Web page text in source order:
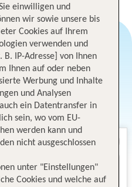
einwilligen und
wir sowie unsere bis
Cookies auf Ihrem
verwenden und
B. IP-Adresse] von Ihnen
Ihnen auf oder neben
Werbung und Inhalte
und Analysen
ein Datentransfer in
sein, wo vom EU-
werden kann und
nicht ausgeschlossen
unter "Einstellungen"
Cookies und welche auf